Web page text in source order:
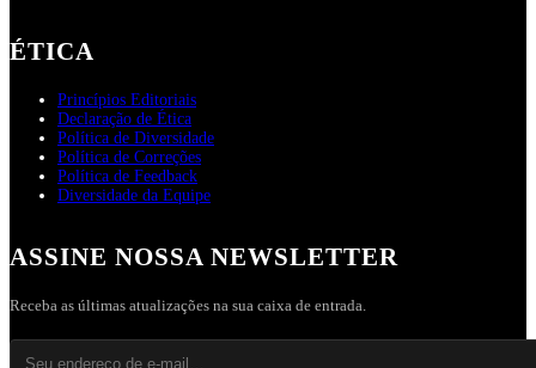
ÉTICA
Princípios Editoriais
Declaração de Ética
Política de Diversidade
Política de Correções
Política de Feedback
Diversidade da Equipe
ASSINE NOSSA NEWSLETTER
Receba as últimas atualizações na sua caixa de entrada.